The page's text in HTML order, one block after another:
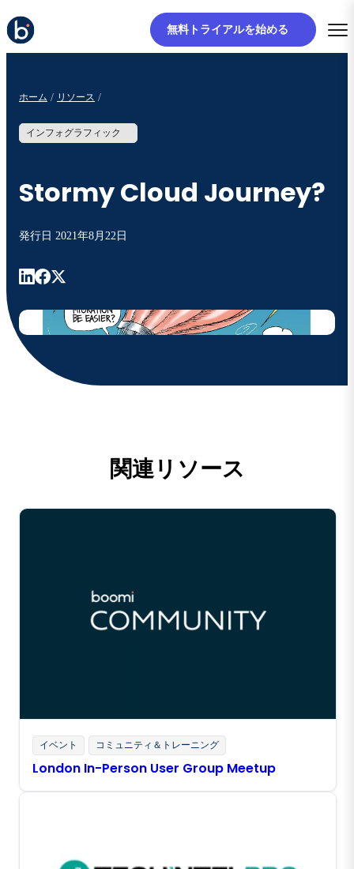
無料トライアルを始める
ホーム リソース
インフォグラフィック
Stormy Cloud Journey?
発行日 2021年8月22日
関連リソース
イベント コミュニティ＆トレーニング
London In-Person User Group Meetup